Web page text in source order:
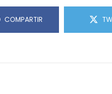
COMPARTIR